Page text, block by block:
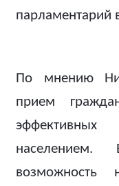
парламентарий
По мнению
прием
возможность